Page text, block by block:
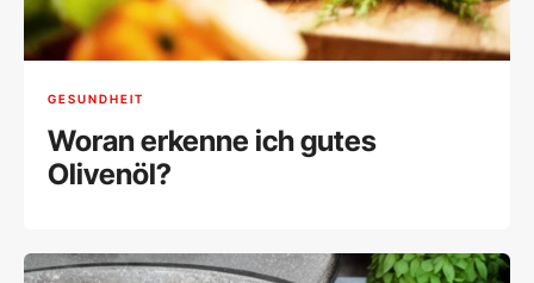
GESUNDHEIT
Woran erkenne ich gutes
Olivenöl?